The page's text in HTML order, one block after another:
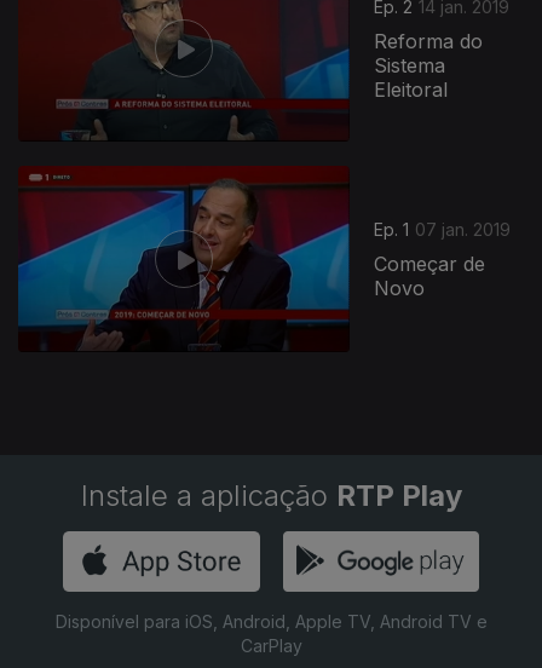
Ep. 2 14 jan. 2019
Reforma do
Sistema
Eleitoral
Ep. 1 07 jan. 2019
Começar de
Novo
383207
Instale a aplicação RTP Play
Disponível para iOS, Android, Apple TV, Android TV e
CarPlay